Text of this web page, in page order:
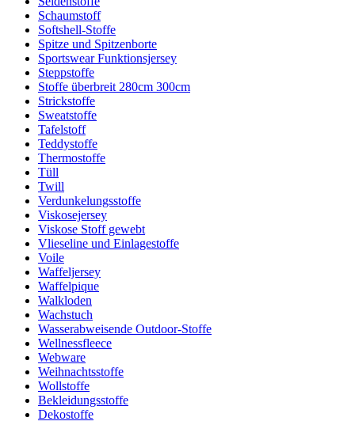
Schaumstoff
Softshell-Stoffe
Spitze und Spitzenborte
Sportswear Funktionsjersey
Steppstoffe
Stoffe überbreit 280cm 300cm
Strickstoffe
Sweatstoffe
Tafelstoff
Teddystoffe
Thermostoffe
Tüll
Twill
Verdunkelungsstoffe
Viskosejersey
Viskose Stoff gewebt
Vlieseline und Einlagestoffe
Voile
Waffeljersey
Waffelpique
Walkloden
Wachstuch
Wasserabweisende Outdoor-Stoffe
Wellnessfleece
Webware
Weihnachtsstoffe
Wollstoffe
Bekleidungsstoffe
Dekostoffe